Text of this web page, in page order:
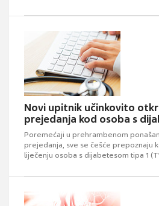
Novi upitnik učinkovito
prejedanja kod osoba s
Poremećaji u prehrambenom
prejedanja, sve se češće prepoznaju
liječenju osoba s dijabetesom tipa 1